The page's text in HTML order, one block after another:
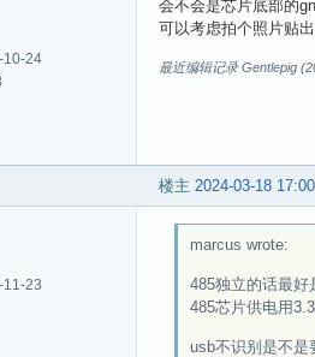
10-24
会不会是芯片底部的
可以考虑拍个照片贴出
最近编辑记录 Gentlepig
楼主 2024-03-18
11-23
marcus wrote:
485独立的话最好
485芯片供电用
usb不识别是不是